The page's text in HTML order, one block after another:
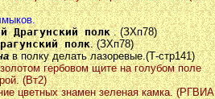
Драгунский полк. (ЗХп78)
полк. (ЗХп78)
в полку делать лазоревые.(Т-стр141)
гербовом щите на голубом поле
(Вт2)
цветных знамен зеленая камка. (РГВИА